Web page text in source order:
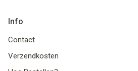
Info
Contact
Verzendkosten